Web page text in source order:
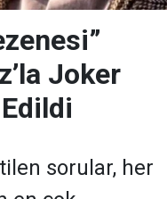
Joker
sorular, her